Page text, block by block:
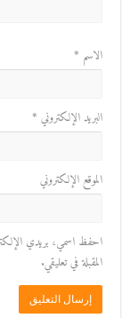
الاسم *
البريد الإلكتروني *
الموقع الإلكتروني
احفظ اسمي، بريدي
المقبلة في تعليقي.